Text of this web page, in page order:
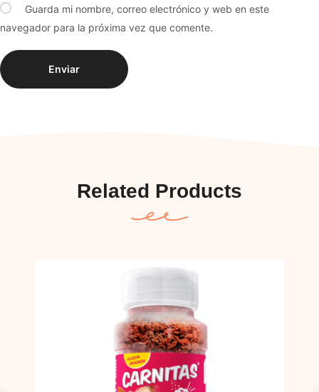
Guarda mi nombre, correo electrónico y web en este
navegador para la próxima vez que comente.
Related Products